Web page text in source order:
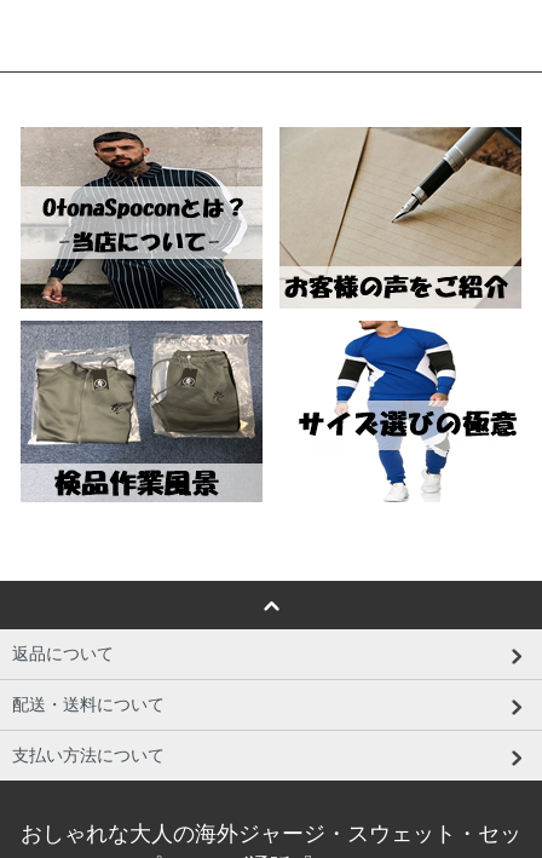
返品について
配送・送料について
支払い方法について
おしゃれな大人の海外ジャージ・スウェット・セッ